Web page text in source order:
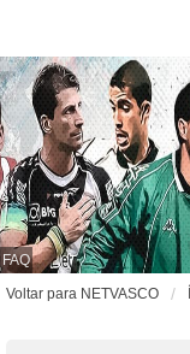
FAQ
Voltar para NETVASCO